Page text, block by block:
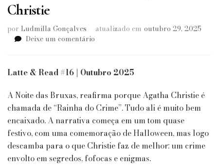
Christie
por Ludmilla Gonçalves atualizado em outubro 29, 2025
Deixe um comentário
&
Cool
Girls
Book
Club
|
A
Noite
das
Latte & Read #16 | Outubro 2025
A Noite das Bruxas, reafirma porque Agatha Christie é
chamada de “Rainha do Crime”. Tudo ali é muito bem
encaixado. A narrativa começa em um tom quase
festivo, com uma comemoração de Halloween, mas logo
descamba para o que Christie faz de melhor: um crime
envolto em segredos, fofocas e enigmas.